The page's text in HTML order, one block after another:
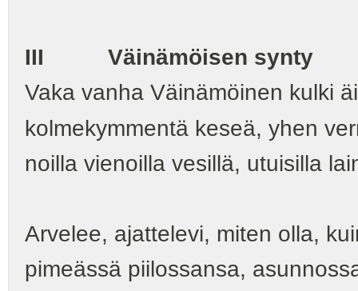
III Väinämöisen synty
Vaka vanha Väinämöinen kulki
kolmekymmentä keseä, yhen
noilla vienoilla vesillä, utuisilla
Arvelee, ajattelevi, miten olla,
pimeässä piilossansa,